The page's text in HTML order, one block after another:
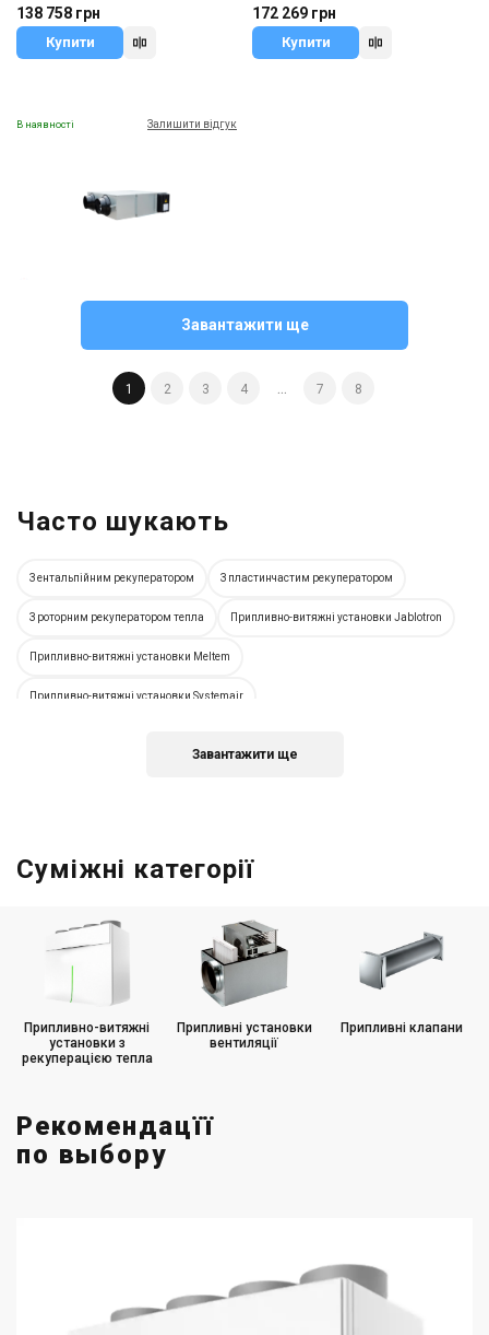
138 758 грн
Купити
172 269 грн
Купити
В наявності Залишити відгук
Припливно-витяжна установка
Ціна за запитом
Завантажити ще
1 2 3 4 ... 7 8
Часто шукають
З ентальпійним рекуператором З пластинчастим рекуператором
З роторним рекуператором тепла Припливно-витяжні установки Jablotron
Припливно-витяжні установки Meltem
Припливно-витяжні установки Systemair
Завантажити ще
Суміжні категорії
Припливно-витяжні
установки з
рекуперацією тепла
Припливні установки
вентиляції
Припливні клапани
Рекомендацїї
по выбору